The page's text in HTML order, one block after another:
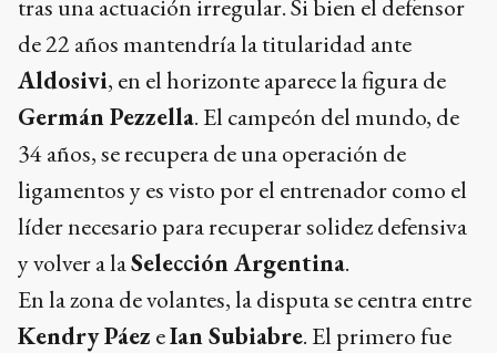
tras una actuación irregular. Si bien el defensor
de 22 años mantendría la titularidad ante
Aldosivi, en el horizonte aparece la figura de
Germán Pezzella. El campeón del mundo, de
34 años, se recupera de una operación de
ligamentos y es visto por el entrenador como el
líder necesario para recuperar solidez defensiva
y volver a laSelección Argentina.
En la zona de volantes, la disputa se centra entre
Kendry Páez eIan Subiabre. El primero fue